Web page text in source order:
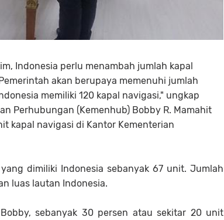
Indonesia perlu menambah jumlah kapal
akan berupaya memenuhi jumlah
memiliki 120 kapal navigasi," ungkap
Perhubungan (Kemenhub) Bobby R. Mamahit
kapal navigasi di Kantor Kementerian
dimiliki Indonesia sebanyak 67 unit. Jumlah
luas lautan Indonesia.
sebanyak 30 persen atau sekitar 20 unit